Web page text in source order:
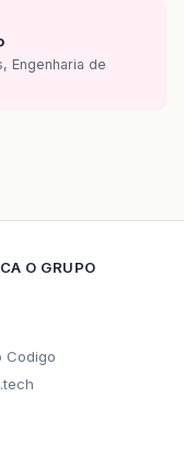
Engenharia de
O GRUPO
Codigo